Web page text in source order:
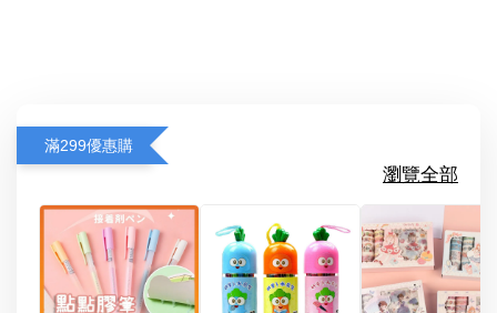
滿299優惠購
瀏覽全部